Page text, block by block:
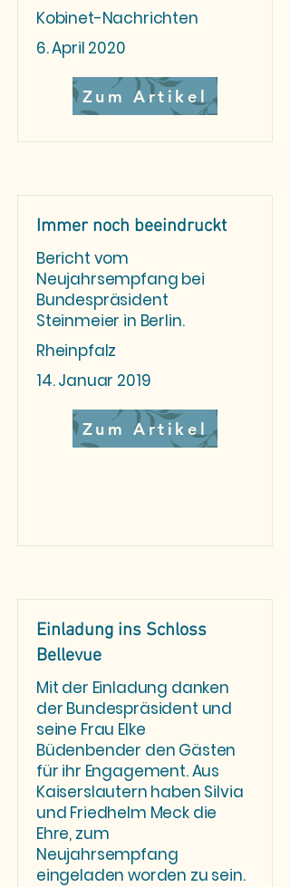
Kobinet-Nachrichten
6. April 2020
Zum Artikel
Immer noch beeindruckt
Bericht vom
Neujahrsempfang bei
Bundespräsident
Steinmeier in Berlin.
Rheinpfalz
14. Januar 2019
Zum Artikel
Einladung ins Schloss
Bellevue
Mit der Einladung danken
der Bundespräsident und
seine Frau Elke
Büdenbender den Gästen
für ihr Engagement. Aus
Kaiserslautern haben Silvia
und Friedhelm Meck die
Ehre, zum
Neujahrsempfang
eingeladen worden zu sein.